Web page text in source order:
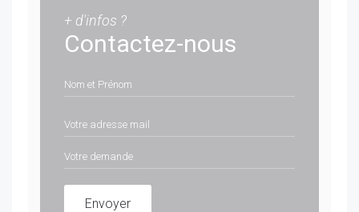
+ d'infos ?
Contactez-nous
Envoyer